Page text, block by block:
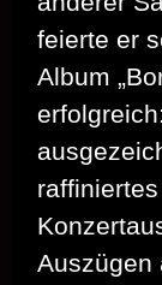
feierte er
Album
Auszügen